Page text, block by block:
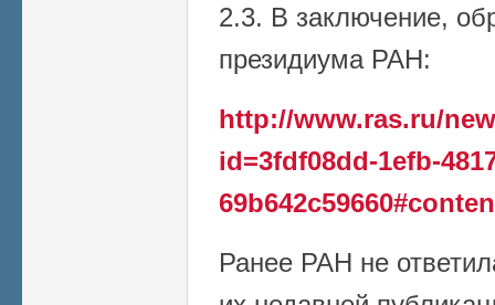
2.3. В заключение,
президиума РАН:
http://www.ras.ru/
id=3fdf08dd-1efb-
Ранее РАН не